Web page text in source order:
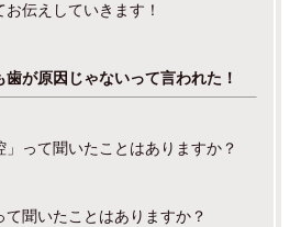
お伝えしていきます！
が原因じゃないって言われた！
って聞いたことはありますか？
聞いたことはありますか？